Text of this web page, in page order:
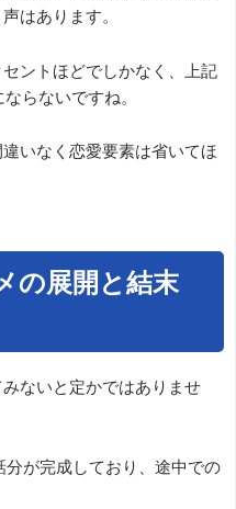
はあります。
ントほどでしかなく、上記
らないですね。
いなく恋愛要素は省いてほ
の展開と結末
ないと定かではありませ
が完成しており、途中での